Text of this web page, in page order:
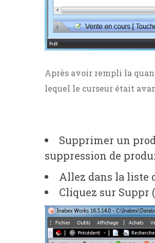
Après avoir rempli la
lequel le curseur était
Supprimer un
suppression de
Allez dans la liste
Cliquez sur Suppr